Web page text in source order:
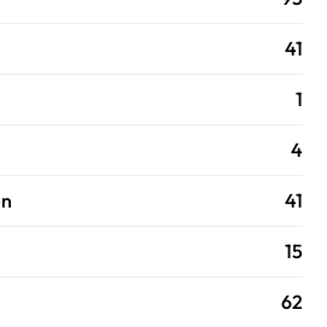
41
1
4
41
15
62